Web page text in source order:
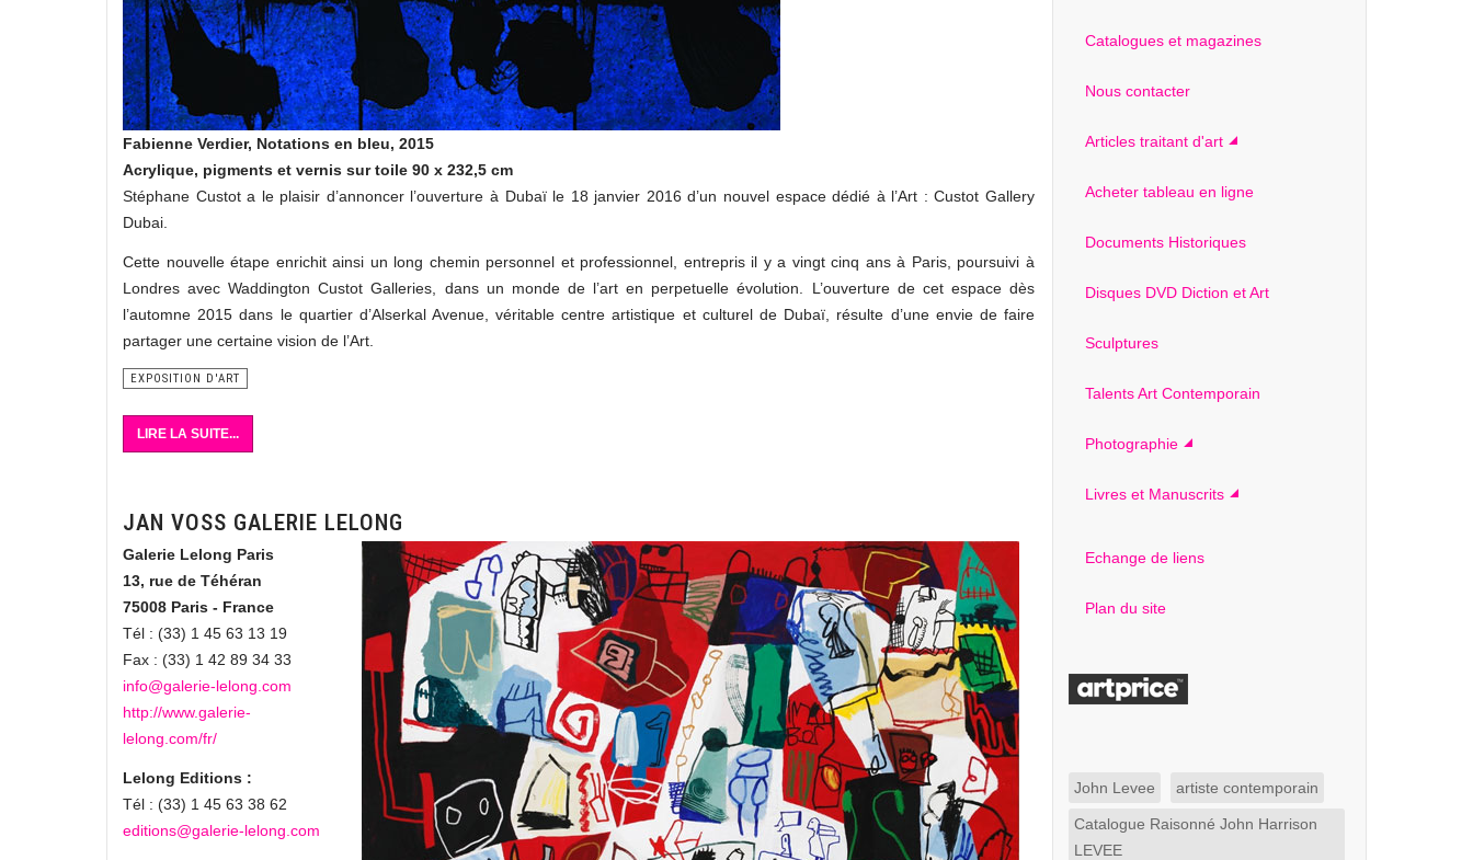
Fabienne Verdier, Notations en bleu, 2015
Acrylique, pigments et vernis sur toile 90 x 232,5 cm
Stéphane Custot a le plaisir d’annoncer l’ouverture à Dubaï le 18 janvier 2016 d’un nouvel espace dédié à l’Art : Custot Gallery
Dubai.
Cette nouvelle étape enrichit ainsi un long chemin personnel et professionnel, entrepris il y a vingt cinq ans à Paris, poursuivi à
Londres avec Waddington Custot Galleries, dans un monde de l’art en perpetuelle évolution. L’ouverture de cet espace dès
l’automne 2015 dans le quartier d’Alserkal Avenue, véritable centre artistique et culturel de Dubaï, résulte d’une envie de faire
partager une certaine vision de l’Art.
EXPOSITION D'ART
LIRE LA SUITE...
JAN VOSS GALERIE LELONG
Galerie Lelong Paris
13, rue de Téhéran
75008 Paris - France
Tél : (33) 1 45 63 13 19
Fax : (33) 1 42 89 34 33
info@galerie-lelong.com
http://www.galerie-
lelong.com/fr/
Lelong Editions :
Tél : (33) 1 45 63 38 62
editions@galerie-lelong.com
Catalogues et magazines
Nous contacter
Articles traitant d'art
Acheter tableau en ligne
Documents Historiques
Disques DVD Diction et Art
Sculptures
Talents Art Contemporain
Photographie
Livres et Manuscrits
Echange de liens
Plan du site
John Levee artiste contemporain
Catalogue Raisonné John Harrison
LEVEE